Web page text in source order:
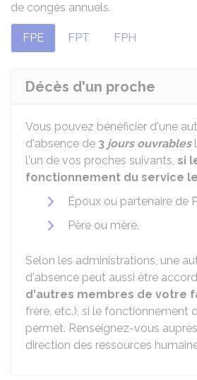
de congés annuels.
FPE FPT FPH
Décès d'un proche
Vous pouvez bénéficier d'une
d'absence de 3 jours ouvrables
l'un de vos proches suivants, si
fonctionnement du service
Époux ou partenaire de
Père ou mère.
Selon les administrations, une
d'absence peut aussi être
d'autres membres de votre
frère, etc.), si le fonctionnement
permet. Renseignez-vous
direction des ressources